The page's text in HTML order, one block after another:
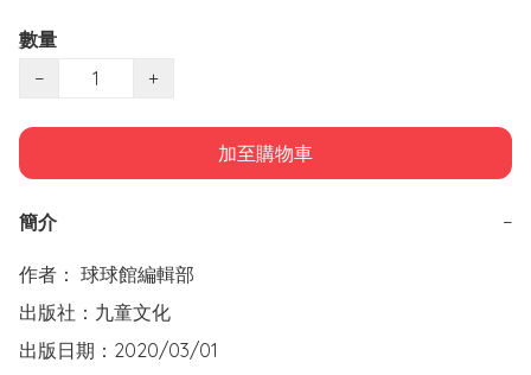
數量
−
+
加至購物車
簡介 −
作者： 球球館編輯部
出版社：九童文化
出版日期：2020/03/01